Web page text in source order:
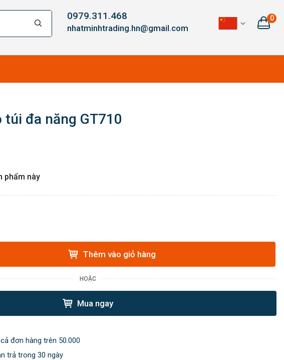
0979.311.468
nhatminhtrading.hn@gmail.com
0
túi đa năng GT710
phẩm này
Thêm vào giỏ hàng
HOẶC
Mua ngay
đơn hàng trên 50.000
trả trong 30 ngày